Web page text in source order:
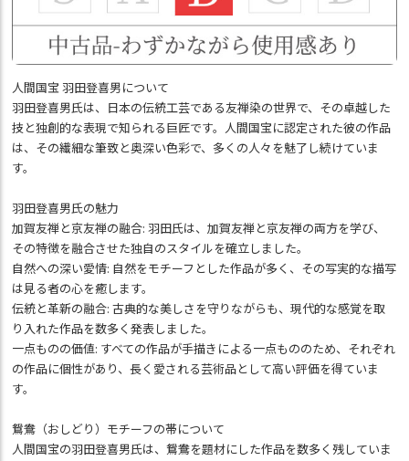
人間国宝 羽田登喜男について
羽田登喜男氏は、日本の伝統工芸である友禅染の世界で、その卓越した
技と独創的な表現で知られる巨匠です。人間国宝に認定された彼の作品
は、その繊細な筆致と奥深い色彩で、多くの人々を魅了し続けていま
す。
羽田登喜男氏の魅力
加賀友禅と京友禅の融合: 羽田氏は、加賀友禅と京友禅の両方を学び、
その特徴を融合させた独自のスタイルを確立しました。
自然への深い愛情: 自然をモチーフとした作品が多く、その写実的な描写
は見る者の心を癒します。
伝統と革新の融合: 古典的な美しさを守りながらも、現代的な感覚を取
り入れた作品を数多く発表しました。
一点ものの価値: すべての作品が手描きによる一点もののため、それぞれ
の作品に個性があり、長く愛される芸術品として高い評価を得ていま
す。
鴛鴦（おしどり）モチーフの帯について
人間国宝の羽田登喜男氏は、鴛鴦を題材にした作品を数多く残していま